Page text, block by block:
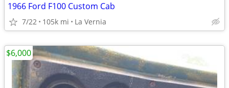
1966 Ford F100 Custom Cab
7/22 105k mi La Vernia
$6,000